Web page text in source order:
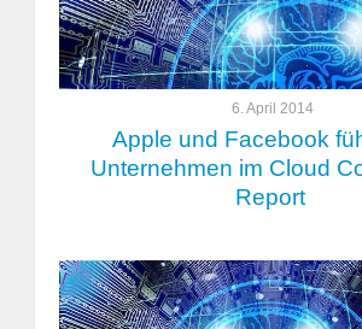
6. April 2014
Apple und Facebook
Unternehmen im Cloud
Report